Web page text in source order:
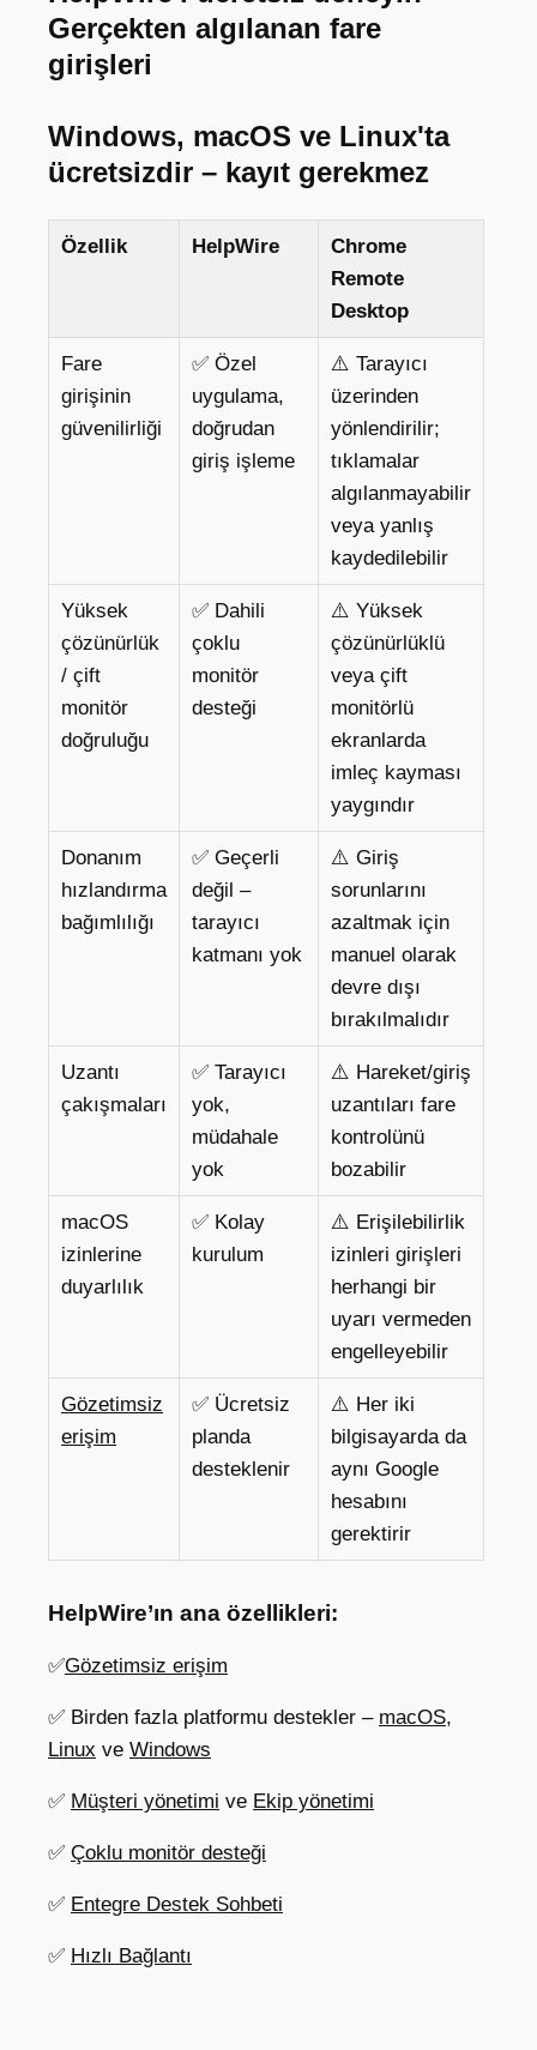
Gerçekten algılanan fare
girişleri
Windows, macOS ve Linux'ta
ücretsizdir – kayıt gerekmez
Özellik HelpWire
Chrome
Remote
Desktop
Fare
girişinin
güvenilirliği
✅ Özel
uygulama,
doğrudan
giriş işleme
⚠️ Tarayıcı
üzerinden
yönlendirilir;
tıklamalar
algılanmayabilir
veya yanlış
kaydedilebilir
Yüksek
çözünürlük
/ çift
monitör
doğruluğu
✅ Dahili
çoklu
monitör
desteği
⚠️ Yüksek
çözünürlüklü
veya çift
monitörlü
ekranlarda
imleç kayması
yaygındır
Donanım
hızlandırma
bağımlılığı
✅ Geçerli
değil –
tarayıcı
katmanı yok
⚠️ Giriş
sorunlarını
azaltmak için
manuel olarak
devre dışı
bırakılmalıdır
Uzantı
çakışmaları
✅ Tarayıcı
yok,
müdahale
yok
⚠️ Hareket/giriş
uzantıları fare
kontrolünü
bozabilir
macOS
izinlerine
duyarlılık
✅ Kolay
kurulum
⚠️ Erişilebilirlik
izinleri girişleri
herhangi bir
uyarı vermeden
engelleyebilir
Gözetimsiz
erişim
✅ Ücretsiz
planda
desteklenir
⚠️ Her iki
bilgisayarda da
aynı Google
hesabını
gerektirir
HelpWire’ın ana özellikleri:
✅Gözetimsiz erişim
✅ Birden fazla platformu destekler – macOS,
Linux ve Windows
✅ Müşteri yönetimi ve Ekip yönetimi
✅ Çoklu monitör desteği
✅ Entegre Destek Sohbeti
✅ Hızlı Bağlantı